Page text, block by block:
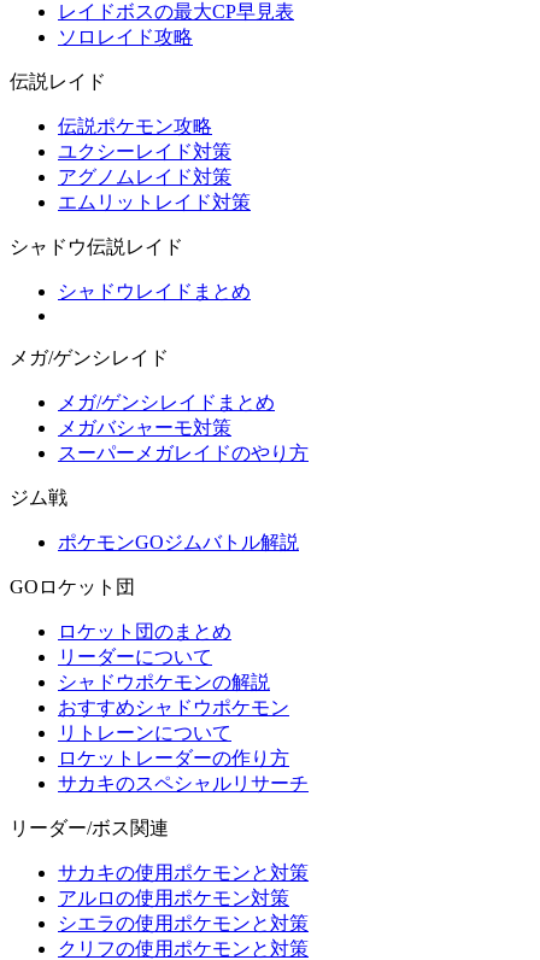
レイドボスの最大CP早見表
ソロレイド攻略
伝説レイド
伝説ポケモン攻略
ユクシーレイド対策
アグノムレイド対策
エムリットレイド対策
シャドウ伝説レイド
シャドウレイドまとめ
メガ/ゲンシレイド
メガ/ゲンシレイドまとめ
メガバシャーモ対策
スーパーメガレイドのやり方
ジム戦
ポケモンGOジムバトル解説
GOロケット団
ロケット団のまとめ
リーダーについて
シャドウポケモンの解説
おすすめシャドウポケモン
リトレーンについて
ロケットレーダーの作り方
サカキのスペシャルリサーチ
リーダー/ボス関連
サカキの使用ポケモンと対策
アルロの使用ポケモン対策
シエラの使用ポケモンと対策
クリフの使用ポケモンと対策